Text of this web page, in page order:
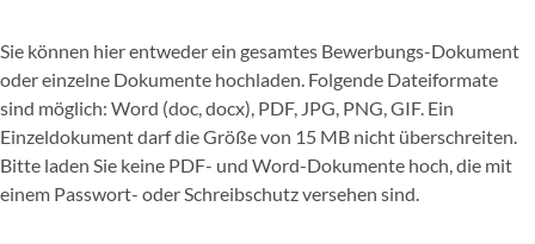
Sie können hier entweder ein gesamtes Bewerbungs-Dokument
oder einzelne Dokumente hochladen. Folgende Dateiformate
sind möglich: Word (doc, docx), PDF, JPG, PNG, GIF. Ein
Einzeldokument darf die Größe von 15 MB nicht überschreiten.
Bitte laden Sie keine PDF- und Word-Dokumente hoch, die mit
einem Passwort- oder Schreibschutz versehen sind.